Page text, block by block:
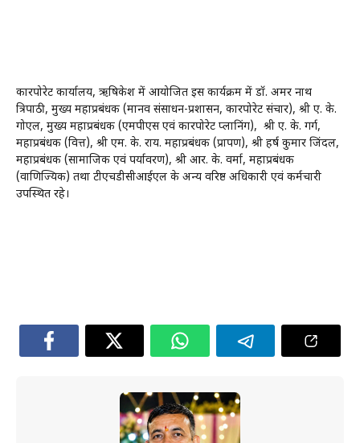
कारपोरेट कार्यालय, ऋषिकेश में आयोजित इस कार्यक्रम में डॉ. अमर नाथ
त्रिपाठी, मुख्य महाप्रबंधक (मानव संसाधन-प्रशासन, कारपोरेट संचार), श्री ए. के.
गोएल, मुख्य महाप्रबंधक (एमपीएस एवं कारपोरेट प्लानिंग), श्री ए. के. गर्ग,
महाप्रबंधक (वित्त), श्री एम. के. राय. महाप्रबंधक (प्रापण), श्री हर्ष कुमार जिंदल,
महाप्रबंधक (सामाजिक एवं पर्यावरण), श्री आर. के. वर्मा, महाप्रबंधक
(वाणिज्यिक) तथा टीएचडीसीआईएल के अन्य वरिष्ठ अधिकारी एवं कर्मचारी
उपस्थित रहे।